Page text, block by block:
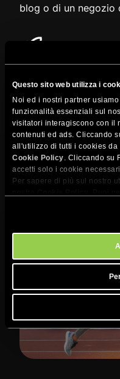
Questo sito web utilizza i
Noi ed i nostri partner
funzionalità essenziali sul
visitatori interagiscono con il
contenuti ed ads. Cliccando
all'utilizzo di tutti i cookies
Cookie Policy. Cliccando su
accetti solo i cookie
Per sapere di più sul nostro
blog o di un negozio
Ottimizzato per
Il nostro plugin
massimo le
livello di
applicazione.